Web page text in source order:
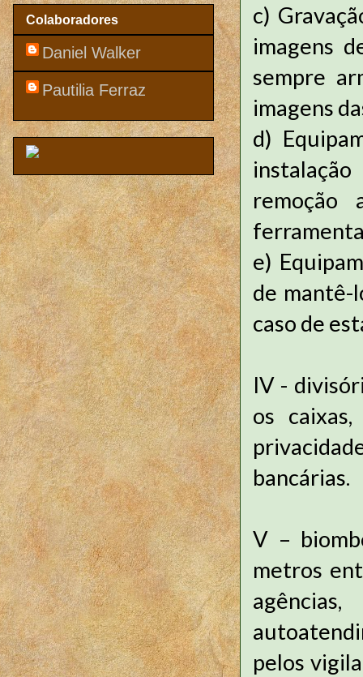
c)
imagens
sempre
imagens
d)
remoção
e)
de mantê-
caso de
IV -
os
bancárias.
V –
metros
pelos
Colaboradores
Daniel Walker
Pautilia Ferraz